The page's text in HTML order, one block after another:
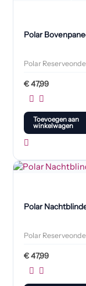
Polar
Polar
€47,99
Toevoegen aan
winkelwagen
Polar
Polar
€47,99